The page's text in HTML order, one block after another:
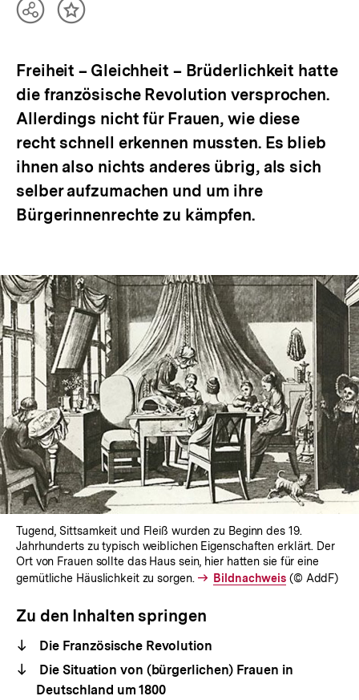
TeilenInhalt
Freiheit – Gleichheit – Brüderlichkeit hatte
die französische Revolution versprochen.
Allerdings nicht für Frauen, wie diese
recht schnell erkennen mussten. Es blieb
ihnen also nichts anderes übrig, als sich
selber aufzumachen und um ihre
Bürgerinnenrechte zu kämpfen.
Tugend, Sittsamkeit und Fleiß wurden zu Beginn des 19.
Jahrhunderts zu typisch weiblichen Eigenschaften erklärt. Der
Ort von Frauen sollte das Haus sein, hier hatten sie für eine
gemütliche Häuslichkeit zu sorgen.
Interner
Bildnachweis (© AddF)
Zu den Inhalten springen
Die Französische Revolution
Die Situation von (bürgerlichen) Frauen in
Deutschland um 1800